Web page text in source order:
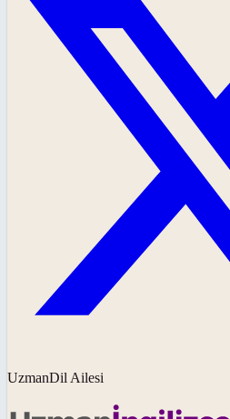
UzmanDil Ailesi